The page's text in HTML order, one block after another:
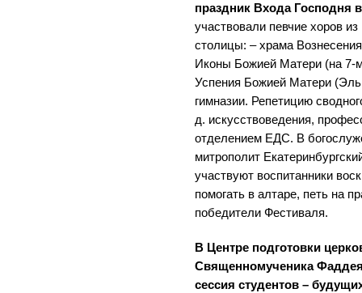
праздник Входа Господня
участвовали певчие хоров
столицы: – храма
Иконы Божией Матери (на 7-
Успения Божией Матери
гимназии. Репетицию
д. искусствоведения,
отделением ЕДС. В
митрополит
участвуют воспитанники
помогать в алтаре, петь на
победители Фестиваля.
В Центре подготовки
Священномученика Фаддея
сессия студентов –